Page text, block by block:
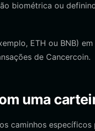
biométrica ou
ETH ou BNB)
de Cancercoin.
uma
caminhos